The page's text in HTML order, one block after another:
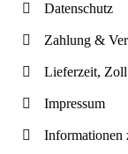
Datenschutz
Zahlung &
Lieferzeit,
Impressum
Informationen